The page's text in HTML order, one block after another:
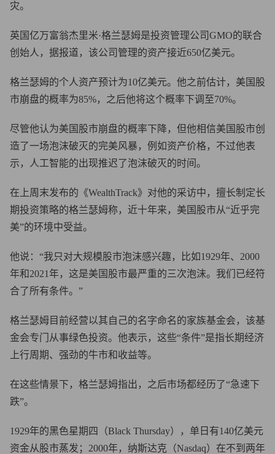
灾。
英国亿万富翁杰里米·格兰瑟姆是投资管理公司GMO的联合
创始人，据报道，该公司管理的资产接近650亿美元。
格兰瑟姆的个人资产预计为10亿美元。他之前估计，美国股
市崩盘的概率为85%，之后他将这个概率下调至70%。
尽管他认为美国股市崩盘的概率下降，但他相信美国股市创
造了一场泡沫破灭的完美风暴，例如资产价格，不过他表
示，人工智能的出现推迟了泡沫破灭的时间。
在上周末发布的《WealthTrack》对他的采访中，擅长制定长
期投资策略的格兰瑟姆称，近十年来，美国股市从“近乎完
美”的环境中受益。
他说：“我只对大规模股市泡沫感兴趣，比如1929年、2000
年和2021年，这是美国股市最严重的三次泡沫。我们已经符
合了所有条件。”
格兰瑟姆目前经营以其自己的名字命名的家族基金会，该基
金会专门从事绿色投资。他表示，这些“条件”是指长期经济
上行周期、强劲的牛市和收益等。
在这些情景下，格兰瑟姆指出，之后市场都经历了“急速下
跌”。
1929年的黑色星期四（Black Thursday），单日有140亿美元
资金从股市蒸发；2000年，纳斯达克（Nasdaq）在不到两年